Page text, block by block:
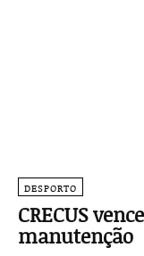
DESPORTO
CRECUS
manutenção